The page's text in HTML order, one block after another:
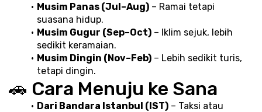
Musim Panas (Jul–Aug) – Ramai tetapi
suasana hidup.
Musim Gugur (Sep–Oct) – Iklim sejuk, lebih
sedikit keramaian.
Musim Dingin (Nov–Feb) – Lebih sedikit turis,
tetapi dingin.
🚗 Cara Menuju ke Sana
Dari Bandara Istanbul (IST) – Taksi atau